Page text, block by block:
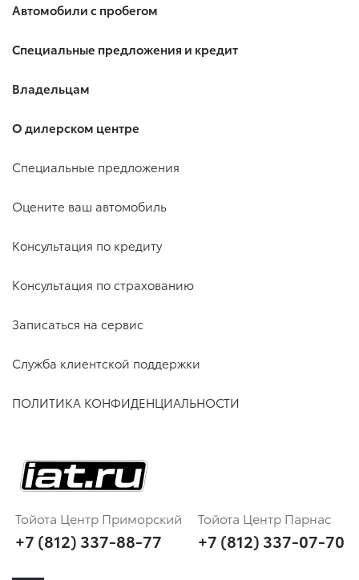
Автомобили с пробегом
Специальные предложения и кредит
Владельцам
О дилерском центре
Специальные предложения
Оцените ваш автомобиль
Консультация по кредиту
Консультация по страхованию
Записаться на сервис
Служба клиентской поддержки
ПОЛИТИКА КОНФИДЕНЦИАЛЬНОСТИ
Тойота Центр Приморский
+7 (812) 337-88-77
Тойота Центр Парнас
+7 (812) 337-07-70